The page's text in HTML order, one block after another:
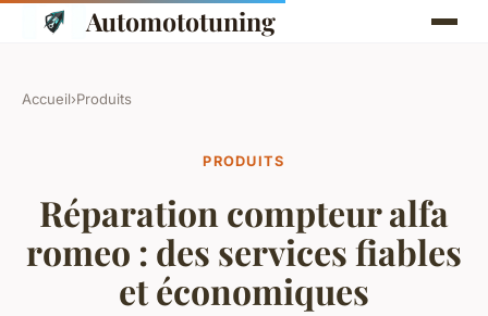
Automototuning
Accueil›Produits
PRODUITS
Réparation compteur alfa
romeo : des services fiables
et économiques